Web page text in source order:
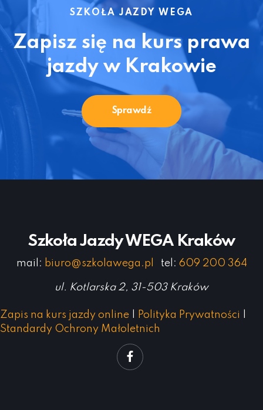
SZKOŁA JAZDY WEGA
Zapisz się na kurs prawa
jazdy w Krakowie
Sprawdź
Szkoła Jazdy WEGA Kraków
mail: biuro@szkolawega.pl tel: 609 200 364
ul. Kotlarska 2, 31-503 Kraków
Zapis na kurs jazdy online Polityka Prywatności
Standardy Ochrony Małoletnich